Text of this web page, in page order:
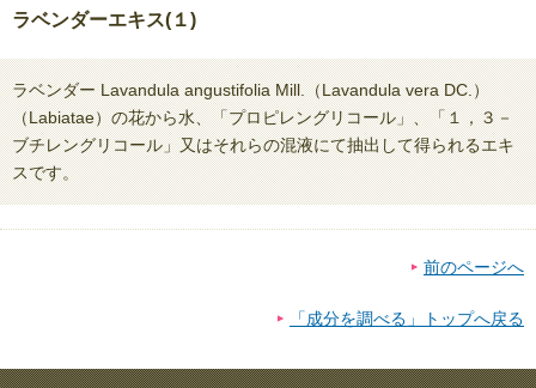
ラベンダーエキス(１)
ラベンダー Lavandula angustifolia Mill.（Lavandula vera DC.）
（Labiatae）の花から水、「プロピレングリコール」、「１，３－
ブチレングリコール」又はそれらの混液にて抽出して得られるエキ
スです。
前のページへ
「成分を調べる」トップへ戻る